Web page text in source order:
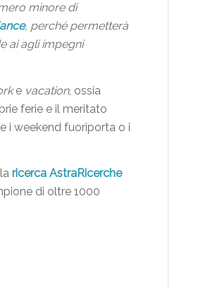
minore di
, perché permetterà
ai agli impegni
e vacation, ossia
ferie e il meritato
i weekend fuoriporta o i
ricerca AstraRicerche
di oltre 1000